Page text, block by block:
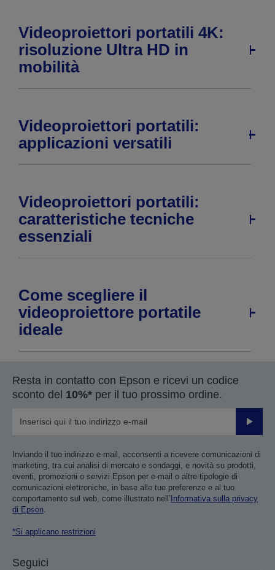
Videoproiettori portatili 4K:
risoluzione Ultra HD in
mobilità
Videoproiettori portatili:
applicazioni versatili
Videoproiettori portatili:
caratteristiche tecniche
essenziali
Come scegliere il
videoproiettore portatile
ideale
Resta in contatto con Epson e ricevi un codice
sconto del 10%* per il tuo prossimo ordine.
Invia
Inviando il tuo indirizzo e-mail, acconsenti a ricevere comunicazioni di
marketing, tra cui analisi di mercato e sondaggi, e novità su prodotti,
eventi, promozioni o servizi Epson per e-mail o altre tipologie di
comunicazioni elettroniche, in base alle tue preferenze e al tuo
comportamento sul web, come illustrato nell’ Informativa sulla privacy
di Epson.
*Si applicano restrizioni
Seguici